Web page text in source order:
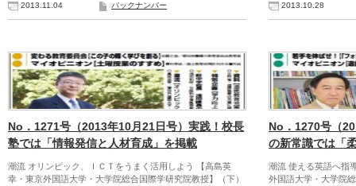
2013.11.04 バックナンバー 2013.10.28
No．1271号（2013年10月21日号）実践！校長
塾では「情報発信と人材育成」を掲載
潮流 オリンピック、ＩＣＴをうまく活用しよう 【高島英
幸・東京外国語大学・大学院総合国際学研究院教授】（下）
No．1270号（
の新常識では「
潮流 使える英語へ指
外国語大学・大学院